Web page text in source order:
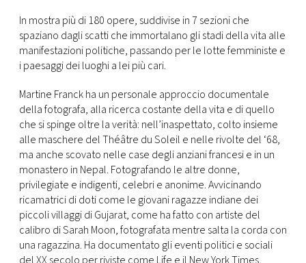
In mostra più di 180 opere, suddivise in 7 sezioni che
spaziano dagli scatti che immortalano gli stadi della vita alle
manifestazioni politiche, passando per le lotte femministe e
i paesaggi dei luoghi a lei più cari.
Martine Franck ha un personale approccio documentale
della fotografa, alla ricerca costante della vita e di quello
che si spinge oltre la verità: nell’inaspettato, colto insieme
alle maschere del Théâtre du Soleil e nelle rivolte del ‘68,
ma anche scovato nelle case degli anziani francesi e in un
monastero in Nepal. Fotografando le altre donne,
privilegiate e indigenti, celebri e anonime. Avvicinando
ricamatrici di doti come le giovani ragazze indiane dei
piccoli villaggi di Gujarat, come ha fatto con artiste del
calibro di Sarah Moon, fotografata mentre salta la corda con
una ragazzina. Ha documentato gli eventi politici e sociali